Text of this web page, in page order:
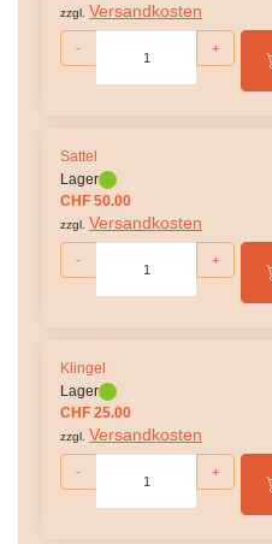
zzgl. Versandkosten
- +
Sattel
Lager
CHF 50.00
zzgl. Versandkosten
- +
Klingel
Lager
CHF 25.00
zzgl. Versandkosten
- +